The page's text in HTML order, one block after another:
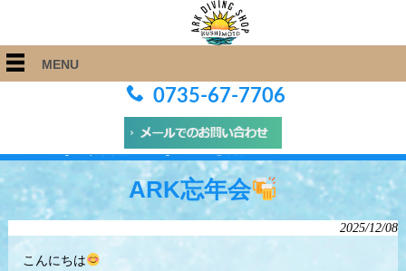
MENU
0735-67-7706
ARK Diving Shop 串本店 > Blog > ARK忘年会
ARK忘年会
2025/12/08
こんにちは